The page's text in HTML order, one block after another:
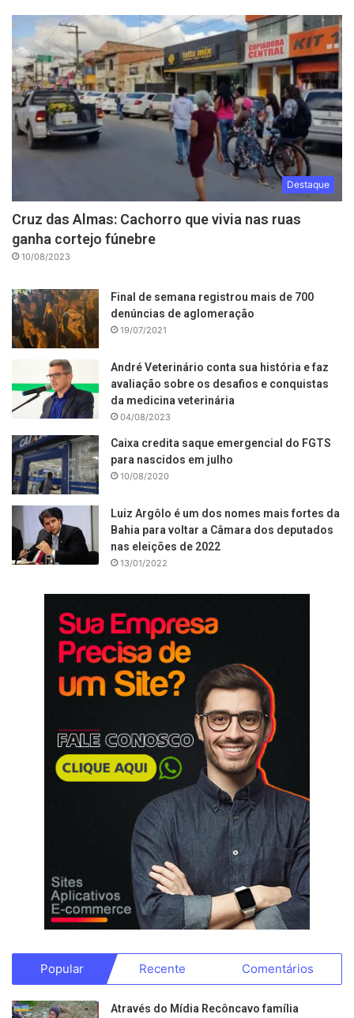
Destaque
Cruz das Almas: Cachorro que vivia nas ruas
ganha cortejo fúnebre
10/08/2023
Final de semana registrou mais de 700
denúncias de aglomeração
19/07/2021
André Veterinário conta sua história e faz
avaliação sobre os desafios e conquistas
da medicina veterinária
04/08/2023
Caixa credita saque emergencial do FGTS
para nascidos em julho
10/08/2020
Luiz Argôlo é um dos nomes mais fortes da
Bahia para voltar a Câmara dos deputados
nas eleições de 2022
13/01/2022
Popular Recente Comentários
Através do Mídia Recôncavo família